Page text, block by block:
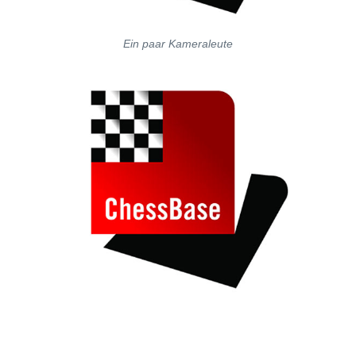
Ein paar Kameraleute